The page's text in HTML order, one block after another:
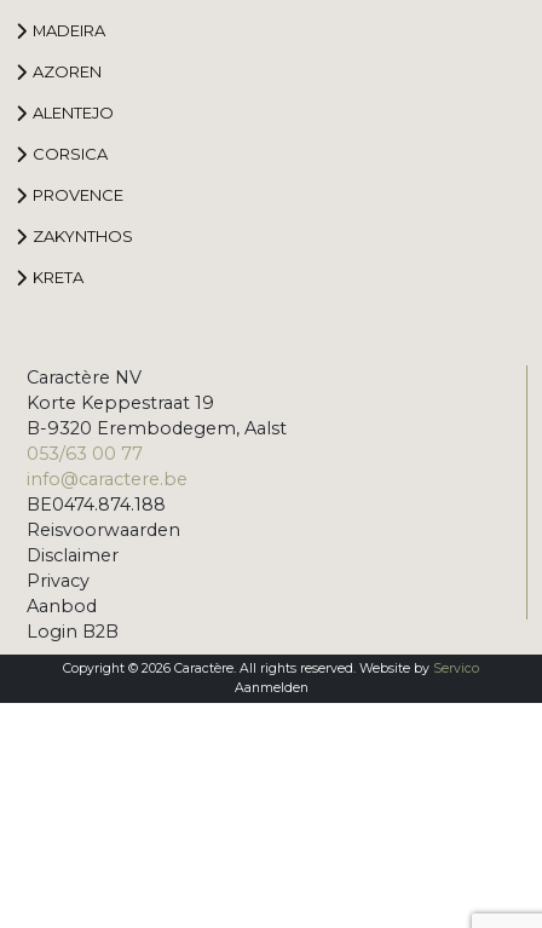
MADEIRA
AZOREN
ALENTEJO
CORSICA
PROVENCE
ZAKYNTHOS
KRETA
Caractère NV
Korte Keppestraat 19
B-9320 Erembodegem, Aalst
053/63 00 77
info@caractere.be
BE0474.874.188
Reisvoorwaarden
Disclaimer
Privacy
Aanbod
Login B2B
Copyright © 2026 Caractère. All rights reserved. Website by Servico
Aanmelden